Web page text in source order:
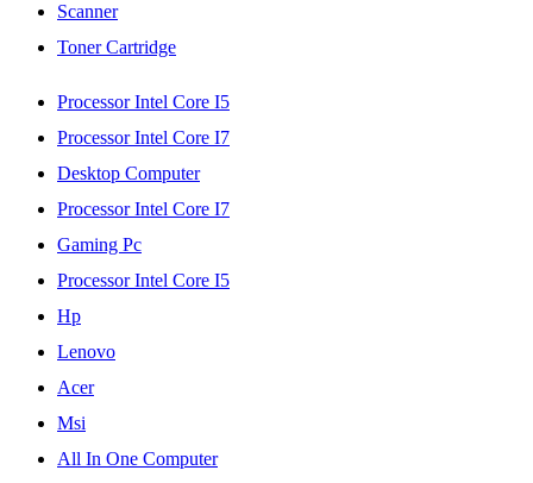
Scanner
Toner Cartridge
Processor Intel Core I5
Processor Intel Core I7
Desktop Computer
Processor Intel Core I7
Gaming Pc
Processor Intel Core I5
Hp
Lenovo
Acer
Msi
All In One Computer